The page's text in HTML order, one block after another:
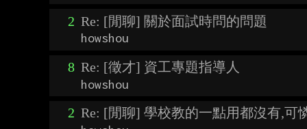
2 Re: [閒聊] 關於面試時問的問題
howshou
8 Re: [徵才] 資工專題指導人
howshou
2 Re: [閒聊] 學校教的一點用都沒有,可